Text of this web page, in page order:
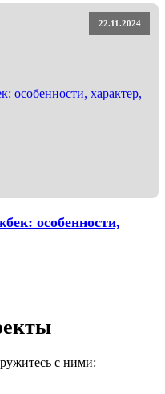
22.11.2024
особенности,
с ними: